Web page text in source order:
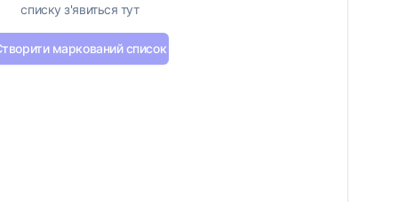
списку з'явиться тут
маркований список